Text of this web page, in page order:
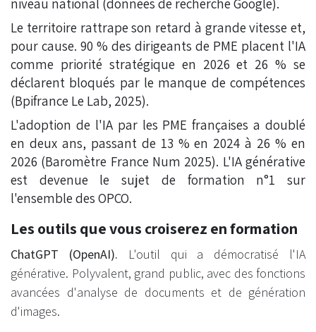
Le territoire rattrape son retard à grande vitesse et,
pour cause. 90 % des dirigeants de PME placent l'IA
comme priorité stratégique en 2026 et 26 % se
déclarent bloqués par le manque de compétences
(Bpifrance Le Lab, 2025).
L'adoption de l'IA par les PME françaises a doublé
en deux ans, passant de 13 % en 2024 à 26 % en
2026 (Baromètre France Num 2025). L'IA générative
est devenue le sujet de formation n°1 sur
l'ensemble des OPCO.
Les outils que vous croiserez en formation
ChatGPT (OpenAI). L'outil qui a démocratisé l'IA
générative. Polyvalent, grand public, avec des fonctions
avancées d'analyse de documents et de génération
d'images.